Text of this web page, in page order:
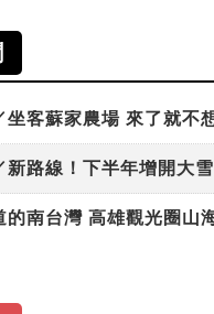
坐客蘇家農場 來了就不
的南台灣 高雄觀光圈山